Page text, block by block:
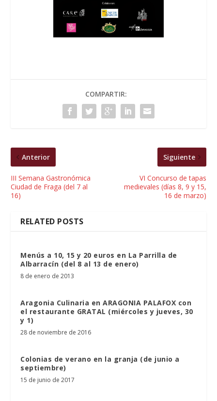
COMPARTIR:
Anterior
III Semana Gastronómica
Ciudad de Fraga (del 7 al
16)
Siguiente
VI Concurso de tapas
medievales (días 8, 9 y 15,
16 de marzo)
RELATED POSTS
Menús a 10, 15 y 20 euros en La Parrilla de
Albarracín (del 8 al 13 de enero)
8 de enero de 2013
Aragonia Culinaria en ARAGONIA PALAFOX con
el restaurante GRATAL (miércoles y jueves, 30
y 1)
28 de noviembre de 2016
Colonias de verano en la granja (de junio a
septiembre)
15 de junio de 2017